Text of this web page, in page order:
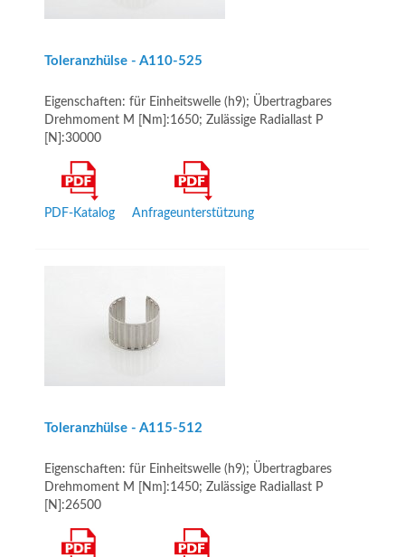
Toleranzhülse - A110­-525
Eigenschaften: für Einheitswelle (h9); Übertragbares
Drehmoment M [Nm]:1650; Zulässige Radiallast P
[N]:30000
PDF-Katalog Anfrageunterstützung
Toleranzhülse - A115-512
Eigenschaften: für Einheitswelle (h9); Übertragbares
Drehmoment M [Nm]:1450; Zulässige Radiallast P
[N]:26500